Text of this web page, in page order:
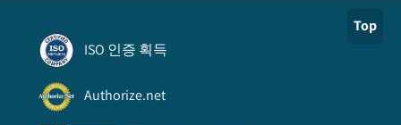
Top
ISO 인증 획득
Authorize.net